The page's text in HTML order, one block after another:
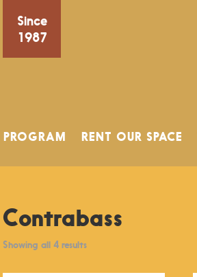
Since
1987
PROGRAM RENT OUR SPACE
Contrabass
Showing all 4 results